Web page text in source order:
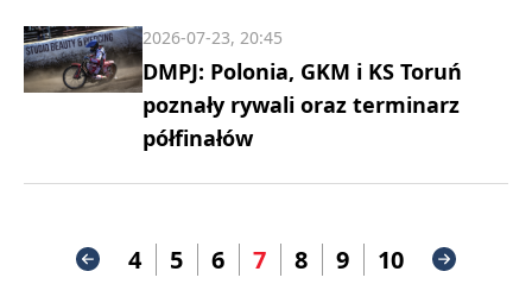
DMPJ: Polonia, GKM i KS Toruń
poznały rywali oraz terminarz
półfinałów
2026-07-23, 20:45
4 5 6 7 8 9 10